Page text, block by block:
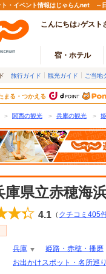
ト・イベント情報はじゃらんnet ～
こんにちは♪ゲスト
宿・ホテル
旅行ガイド 観光ガイド ご当地
まる・つかえる
＞ 関西の観光 ＞ 兵庫の観光 ＞
庫県立赤穂海
4.1 （ クチコミ 405
兵庫 姫路・赤穂・播磨
お出かけスポット・名所巡り